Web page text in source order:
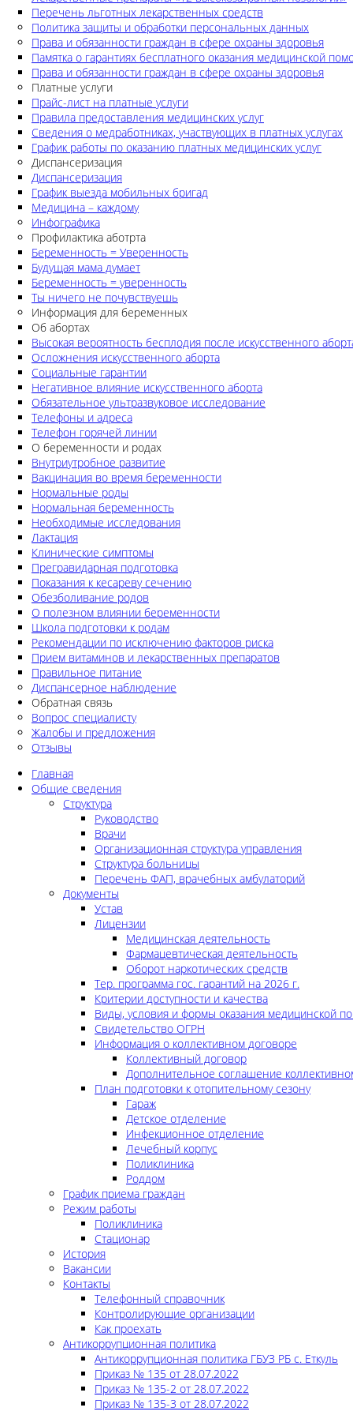
Перечень льготных лекарственных средств
Политика защиты и обработки персональных данных
Права и обязанности граждан в сфере охраны здоровья
Памятка о гарантиях бесплатного оказания медицинской
Права и обязанности граждан в сфере охраны здоровья
Платные услуги
Прайс-лист на платные услуги
Правила предоставления медицинских услуг
Сведения о медработниках, участвующих в платных услугах
График работы по оказанию платных медицинских услуг
Диспансеризация
Диспансеризация
График выезда мобильных бригад
Медицина – каждому
Инфографика
Профилактика аботрта
Беременность = Уверенность
Будущая мама думает
Беременность = уверенность
Ты ничего не почувствуешь
Информация для беременных
Об абортах
Высокая вероятность бесплодия после искусственного
Осложнения искусственного аборта
Социальные гарантии
Негативное влияние искусственного аборта
Обязательное ультразвуковое исследование
Телефоны и адреса
Телефон горячей линии
О беременности и родах
Внутриутробное развитие
Вакцинация во время беременности
Нормальные роды
Нормальная беременность
Необходимые исследования
Лактация
Клинические симптомы
Прегравидарная подготовка
Показания к кесареву сечению
Обезболивание родов
О полезном влиянии беременности
Школа подготовки к родам
Рекомендации по исключению факторов риска
Прием витаминов и лекарственных препаратов
Правильное питание
Диспансерное наблюдение
Обратная связь
Вопрос специалисту
Жалобы и предложения
Отзывы
Главная
Общие сведения
Структура
Руководство
Врачи
Организационная структура управления
Структура больницы
Перечень ФАП, врачебных амбулаторий
Документы
Устав
Лицензии
Медицинская деятельность
Фармацевтическая деятельность
Оборот наркотических средств
Тер. программа гос. гарантий на 2026 г.
Критерии доступности и качества
Виды, условия и формы оказания медицинской
Свидетельство ОГРН
Информация о коллективном договоре
Коллективный договор
Дополнительное соглашение
План подготовки к отопительному сезону
Гараж
Детское отделение
Инфекционное отделение
Лечебный корпус
Поликлиника
Роддом
График приема граждан
Режим работы
Поликлиника
Стационар
История
Вакансии
Контакты
Телефонный справочник
Контролирующие организации
Как проехать
Антикоррупционная политика
Антикоррупционная политика ГБУЗ РБ с. Еткуль
Приказ № 135 от 28.07.2022
Приказ № 135-2 от 28.07.2022
Приказ № 135-3 от 28.07.2022